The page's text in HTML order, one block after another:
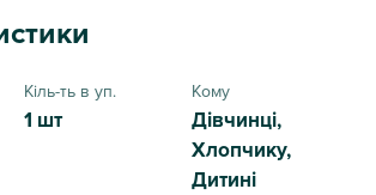
Кіль-ть в уп.
1 шт
Кому
Дівчинці,
Хлопчику,
Дитині